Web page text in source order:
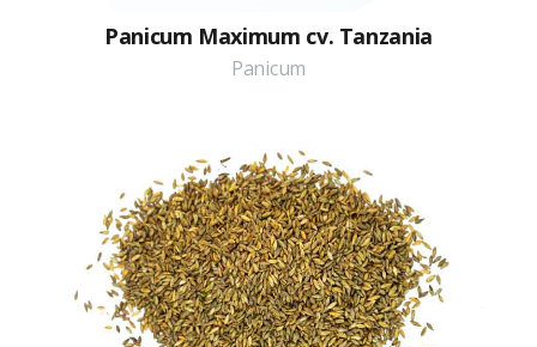
Panicum Maximum cv. Tanzania
Panicum